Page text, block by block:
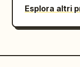
Esplora altri